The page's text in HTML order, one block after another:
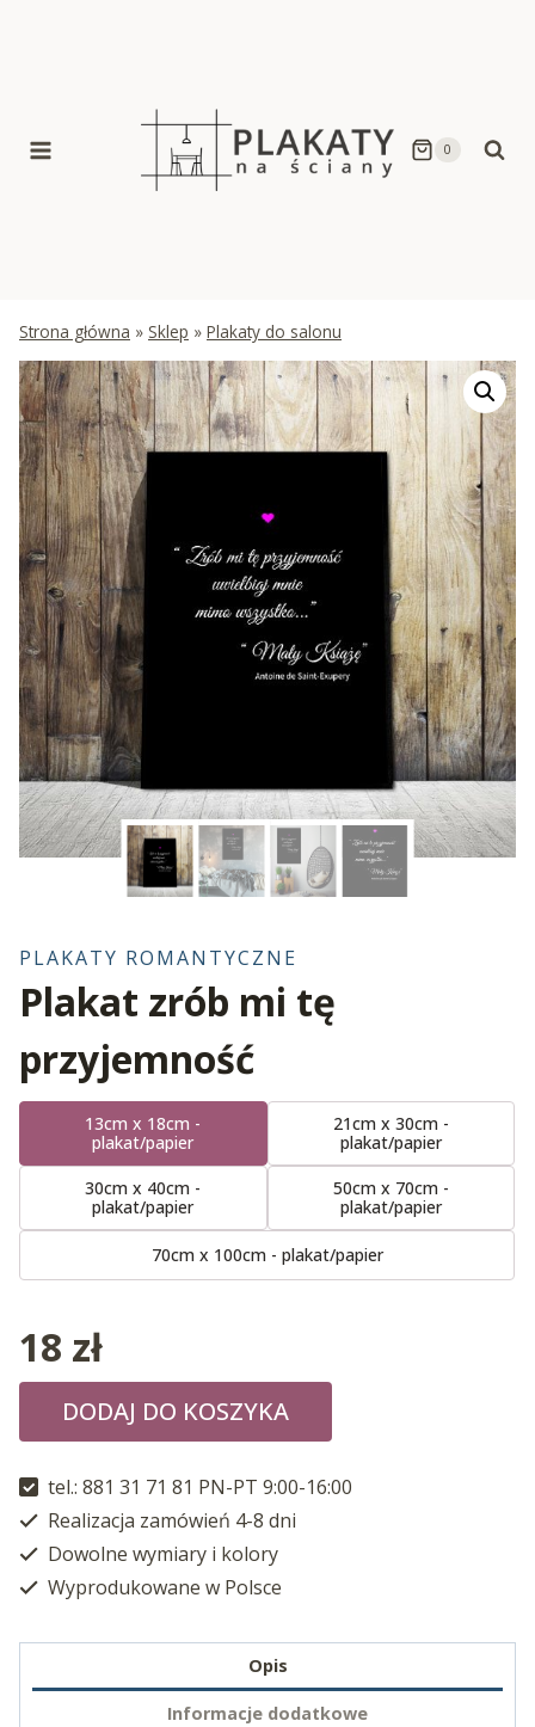
0
Strona główna » Sklep » Plakaty do salonu
PLAKATY ROMANTYCZNE
Plakat zrób mi tę
przyjemność
13cm x 18cm -
plakat/papier
21cm x 30cm -
plakat/papier
30cm x 40cm -
plakat/papier
50cm x 70cm -
plakat/papier
70cm x 100cm - plakat/papier
18 zł
DODAJ DO KOSZYKA
tel.: 881 31 71 81 PN-PT 9:00-16:00
Realizacja zamówień 4-8 dni
Dowolne wymiary i kolory
Wyprodukowane w Polsce
Opis
Informacje dodatkowe